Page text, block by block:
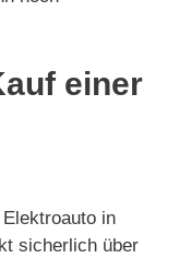
einer
in
sicherlich über